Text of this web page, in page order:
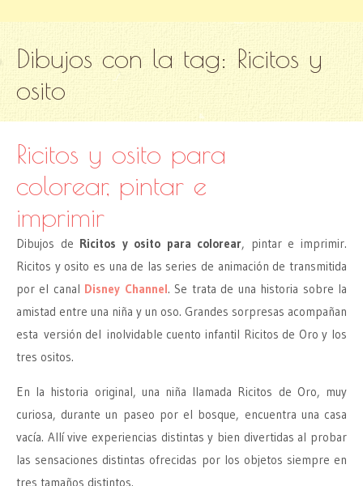
Dibujos con la tag: Ricitos y
osito
Ricitos y osito para
colorear, pintar e
imprimir
Dibujos de Ricitos y osito para colorear, pintar e imprimir.
Ricitos y osito es una de las series de animación de transmitida
por el canal Disney Channel. Se trata de una historia sobre la
amistad entre una niña y un oso. Grandes sorpresas acompañan
esta versión del inolvidable cuento infantil Ricitos de Oro y los
tres ositos.
En la historia original, una niña llamada Ricitos de Oro, muy
curiosa, durante un paseo por el bosque, encuentra una casa
vacía. Allí vive experiencias distintas y bien divertidas al probar
las sensaciones distintas ofrecidas por los objetos siempre en
tres tamaños distintos.